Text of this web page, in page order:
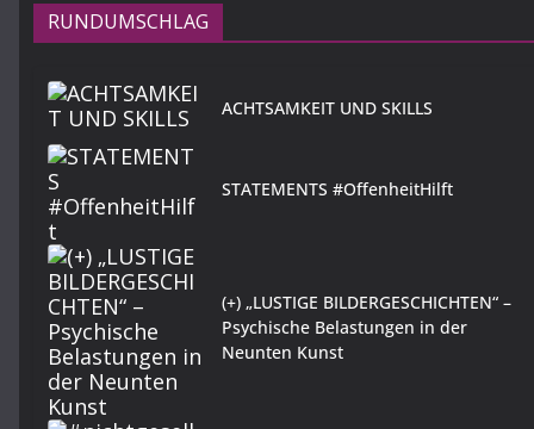
RUNDUMSCHLAG
ACHTSAMKEIT UND SKILLS
STATEMENTS #OffenheitHilft
(+) „LUSTIGE BILDERGESCHICHTEN“ –
Psychische Belastungen in der
Neunten Kunst